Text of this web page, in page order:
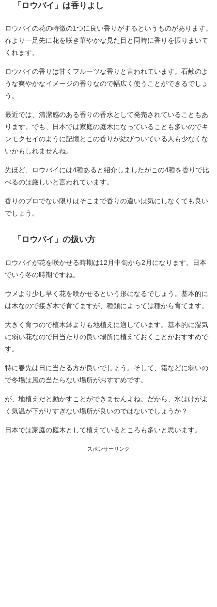
「ロウバイ」は香りよし
ロウバイの花の特徴の1つに良い香りがするというものがあります。
春より一足先に花を咲き華やかな見た目と同時に香りを振りまいて
くれます。
ロウバイの香りは甘くフルーツな香りと言われています。石鹸のよ
うな爽やかなイメージの香りなので幅広く使うことができるでしょ
う。
最近では、清潔感のある香りの香水として発売されていることもあ
ります。でも、日本では家庭の庭木になっていることも多いのでキ
ンモクセイのように記憶とこの香りが結びついている人も少なくな
いかもしれませんね。
先ほど、ロウバイには4種あると紹介しましたがこの4種を香りで比
べるのは厳しいと言われています。
香りのプロでない限りはそこまで香りの違いは気にしなくても良い
でしょう。
「ロウバイ」の扱い方
ロウバイが花を咲かせる時期は12月中旬から2月になります。日本
でいう冬の時期ですね。
ウメより少し早く花を咲かせるという形になるでしょう。基本的に
は木なので接ぎ木で育てますが、種類によっては種から育てます。
大きく育つので植木鉢よりも地植えに適しています。基本的に湿気
に弱い花なので日当たりの良い場所に植えておくことがおすすめで
す。
特に春先は日に当たる方が良いでしょう。そして、霜などに弱いの
で冬場は風の当たらない場所がおすすめです。
が、地植えだと動かすことができませんよね。だから、水はけがよ
く気温が下がりすぎない場所が良いのではないでしょうか？
日本では家庭の庭木として植えているところも多いと思います。
スポンサーリンク